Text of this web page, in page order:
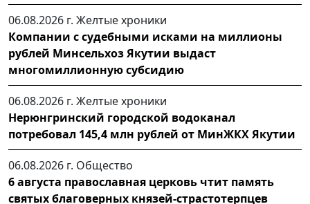
06.08.2026 г. Желтые хроники
Компании с судебными исками на миллионы
рублей Минсельхоз Якутии выдаст
многомиллионную субсидию
06.08.2026 г. Желтые хроники
Нерюнгринский городской водоканал
потребовал 145,4 млн рублей от МинЖКХ Якутии
06.08.2026 г. Общество
6 августа православная церковь чтит память
святых благоверных князей-страстотерпцев